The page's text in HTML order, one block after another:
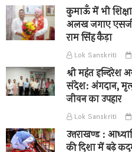
कुमाऊँ में भी
अलख जगाए
राम सिंह कैड़ा
Lok Sanskriti
श्री महंत इन्दिरेश
संदेश: अंगदान,
जीवन का उपहार
Lok Sanskriti
उत्तराखण्ड :
की दिशा में बढ़े